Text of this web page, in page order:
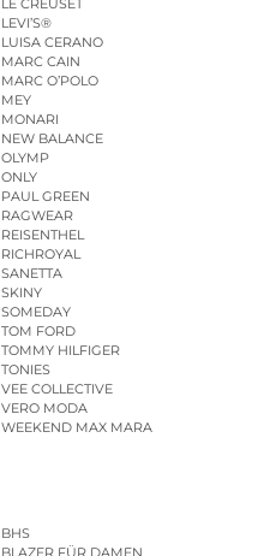
LEVI’S®
LUISA CERANO
MARC CAIN
MARC O’POLO
MEY
MONARI
NEW BALANCE
OLYMP
ONLY
PAUL GREEN
RAGWEAR
REISENTHEL
RICHROYAL
SANETTA
SKINY
SOMEDAY
TOM FORD
TOMMY HILFIGER
TONIES
VEE COLLECTIVE
VERO MODA
WEEKEND MAX MARA
BHS
BLAZER FÜR DAMEN